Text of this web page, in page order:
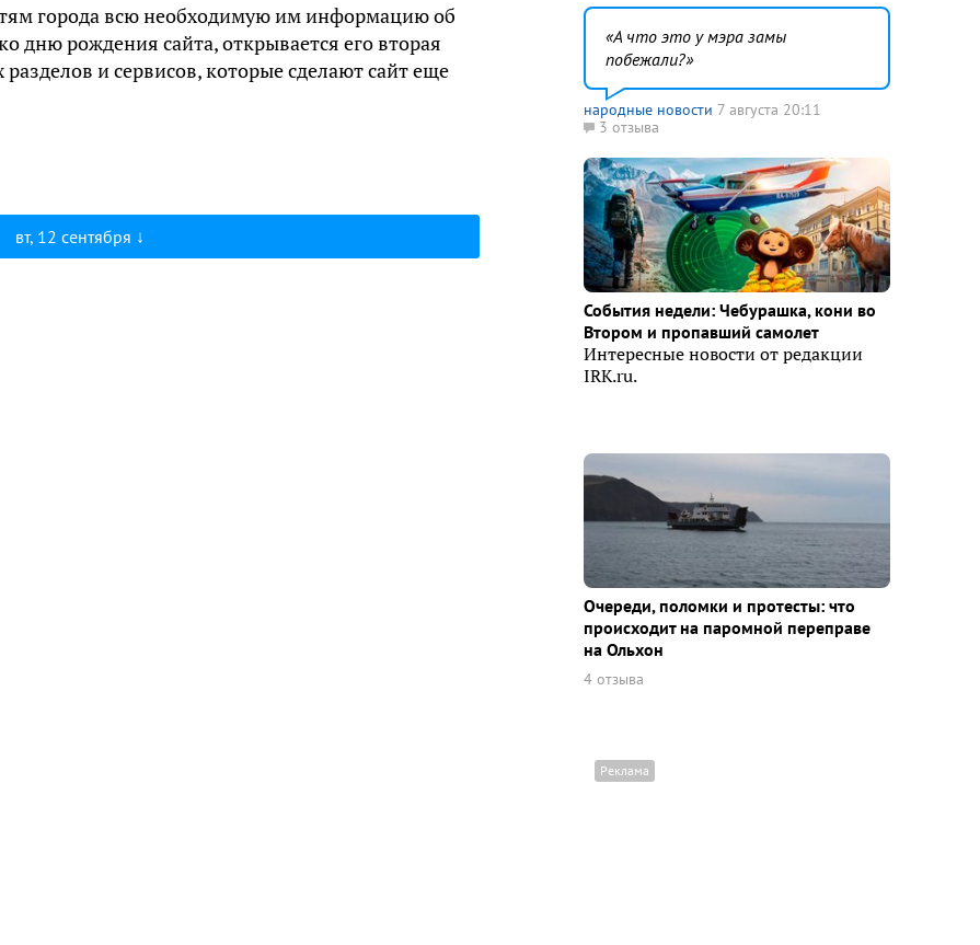
города всю необходимую им информацию об
дню рождения сайта, открывается его вторая
и сервисов, которые сделают сайт еще
вт, 12 сентября
А что это у мэра замы
побежали?
народные новости 7 августа 20:11
3 отзыва
События недели: Чебурашка, кони во
Втором и пропавший самолет
Интересные новости от редакции
IRK.ru.
Очереди, поломки и протесты: что
происходит на паромной переправе
на Ольхон
4 отзыва